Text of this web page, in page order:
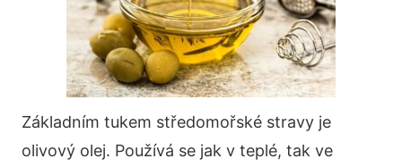
Základním tukem středomořské stravy je
olivový olej. Používá se jak v teplé, tak ve